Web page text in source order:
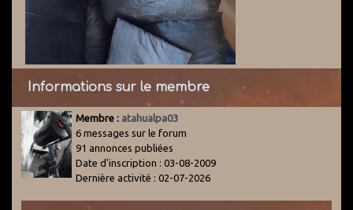
Informations sur le membre
Membre : atahualpa03
6 messages sur le forum
91 annonces publiées
Date d'inscription : 03-08-2009
Dernière activité : 02-07-2026